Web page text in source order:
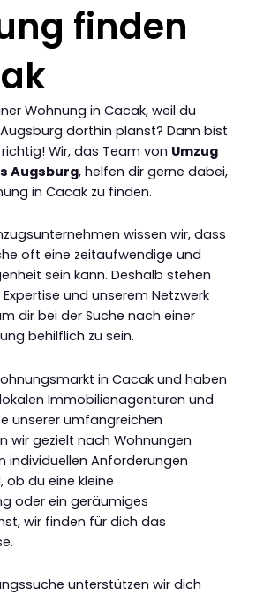
finden
Wohnung in Cacak, weil du
dorthin planst? Dann bist
Wir, das Team von Umzug
Augsburg, helfen dir gerne dabei,
in Cacak zu finden.
wissen wir, dass
oft eine zeitaufwendige und
sein kann. Deshalb stehen
und unserem Netzwerk
dir bei der Suche nach einer
behilflich zu sein.
in Cacak und haben
Immobilienagenturen und
unserer umfangreichen
wir gezielt nach Wohnungen
individuellen Anforderungen
ob du eine kleine
oder ein geräumiges
wir finden für dich das
unterstützen wir dich